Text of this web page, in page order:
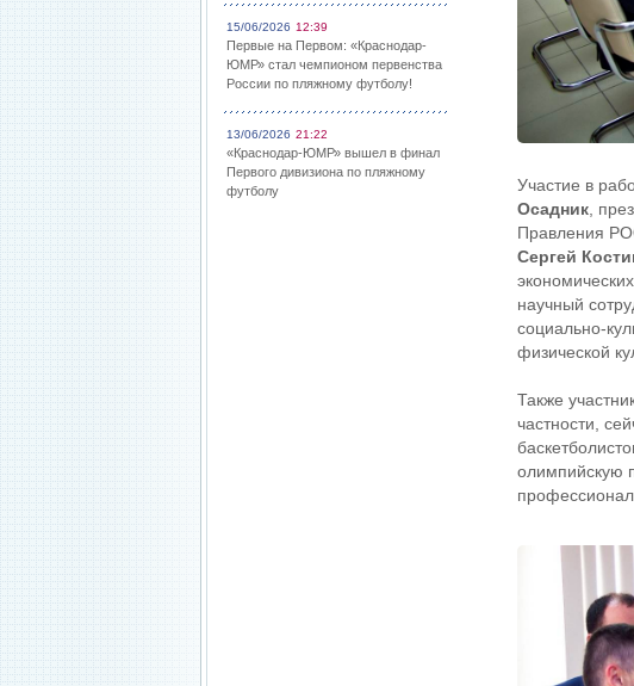
15/06/2026 12:39
Первые на Первом: «Краснодар-
ЮМР» стал чемпионом первенства
России по пляжному футболу!
13/06/2026 21:22
«Краснодар-ЮМР» вышел в финал
Первого дивизиона по пляжному
футболу
Участие в
Осадник ,
Правления
Сергей
научный
социально-
физической
Также
частности,
олимпийскую